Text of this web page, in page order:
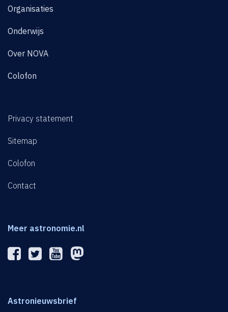
Organisaties
Onderwijs
Over NOVA
Colofon
Privacy statement
Sitemap
Colofon
Contact
Meer astronomie.nl
Astronieuwsbrief